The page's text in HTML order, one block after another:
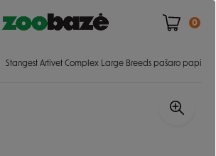
0
Stangest Artivet Complex Large Breeds pašaro